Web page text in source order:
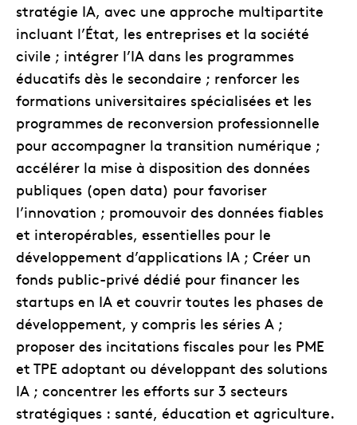
stratégie IA, avec une approche multipartite
incluant l’État, les entreprises et la société
civile ; intégrer l’IA dans les programmes
éducatifs dès le secondaire ; renforcer les
formations universitaires spécialisées et les
programmes de reconversion professionnelle
pour accompagner la transition numérique ;
accélérer la mise à disposition des données
publiques (open data) pour favoriser
l’innovation ; promouvoir des données fiables
et interopérables, essentielles pour le
développement d’applications IA ; Créer un
fonds public-privé dédié pour financer les
startups en IA et couvrir toutes les phases de
développement, y compris les séries A ;
proposer des incitations fiscales pour les PME
et TPE adoptant ou développant des solutions
IA ; concentrer les efforts sur 3 secteurs
stratégiques : santé, éducation et agriculture.